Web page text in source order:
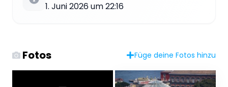
1. Juni 2026 um 22:16
Fotos Füge deine Fotos hinzu